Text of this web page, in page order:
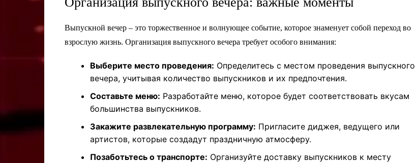
Выпускной вечер – это торжественное и волнующее событие, которое знаменует собой переход во
взрослую жизнь. Организация выпускного вечера требует особого внимания:
Выберите место проведения: Определитесь с местом проведения выпускного
вечера, учитывая количество выпускников и их предпочтения.
Составьте меню: Разработайте меню, которое будет соответствовать вкусам
большинства выпускников.
Закажите развлекательную программу: Пригласите диджея, ведущего или
артистов, которые создадут праздничную атмосферу.
Позаботьтесь о транспорте: Организуйте доставку выпускников к месту